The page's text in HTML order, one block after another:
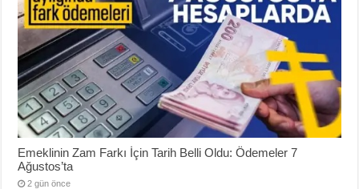
Emeklinin Zam Farkı İçin Tarih Belli Oldu: Ödemeler 7
Ağustos’ta
2 gün önce